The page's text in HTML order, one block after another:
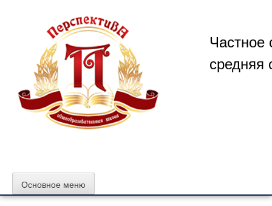
содержимому
Частное
средняя
Основное меню